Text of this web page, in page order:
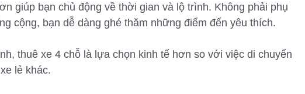
giúp bạn chủ động về thời gian và lộ trình. Không phải phụ
cộng, bạn dễ dàng ghé thăm những điểm đến yêu thích.
thuê xe 4 chỗ là lựa chọn kinh tế hơn so với việc di chuyển
lẻ khác.